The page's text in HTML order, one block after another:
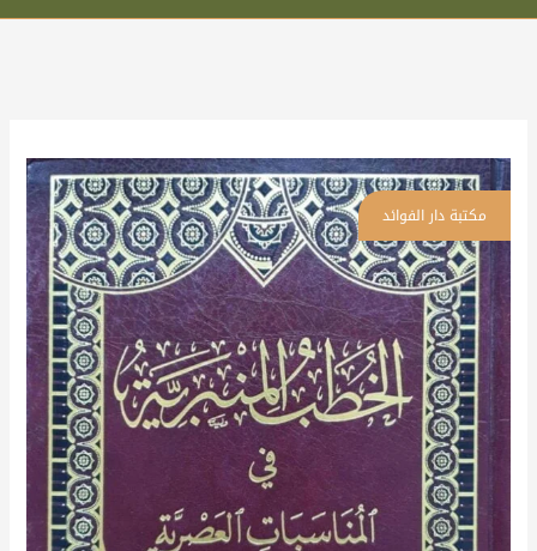
الخطب
المنبرية
في
المناسبات
العصرية